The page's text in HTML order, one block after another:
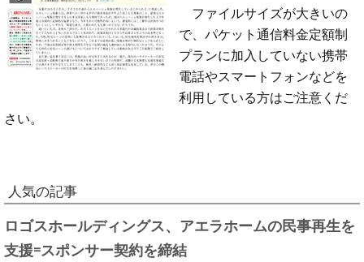
ファイルサイズが大きいの
で、パケット通信料金定額制
プランに加入していない携帯
電話やスマートフォンなどを
利用している方はご注意くだ
さい。
人気の記事
ロゴスホールディングス、アエラホームの民事再生を
支援=スポンサー契約を締結